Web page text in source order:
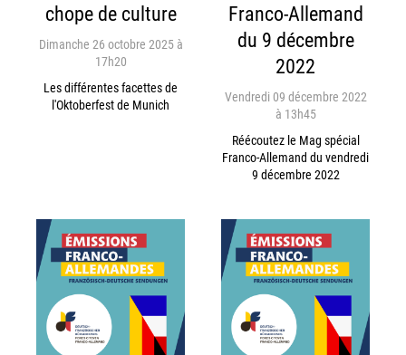
chope de culture
Dimanche 26 octobre 2025 à
17h20
Les différentes facettes de
l'Oktoberfest de Munich
Franco-Allemand
du 9 décembre
2022
Vendredi 09 décembre 2022
à 13h45
Réécoutez le Mag spécial
Franco-Allemand du vendredi
9 décembre 2022